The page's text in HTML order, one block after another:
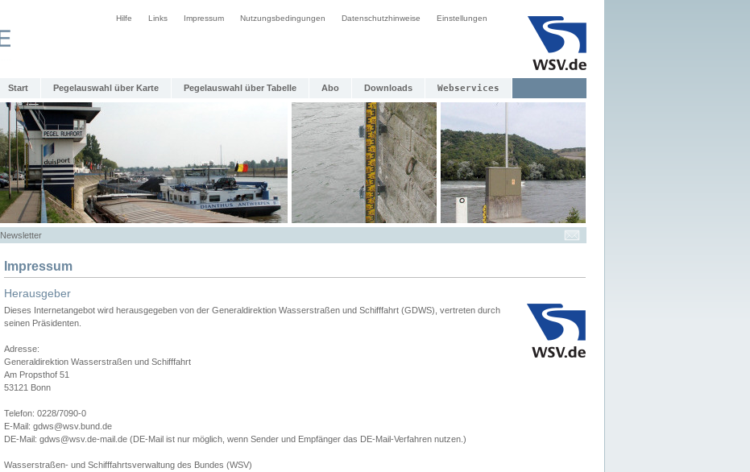
Hilfe Links Impressum Nutzungsbedingungen Datenschutzhinweise Einstellungen
Start Pegelauswahl über Karte Pegelauswahl über Tabelle Abo Downloads Webservices
Newsletter
Impressum
Herausgeber
Dieses Internetangebot wird herausgegeben von der Generaldirektion Wasserstraßen und Schifffahrt (GDWS), vertreten durch
seinen Präsidenten.
Adresse:
Generaldirektion Wasserstraßen und Schifffahrt
Am Propsthof 51
53121 Bonn
Telefon: 0228/7090-0
E-Mail: gdws@wsv.bund.de
DE-Mail: gdws@wsv.de-mail.de (DE-Mail ist nur möglich, wenn Sender und Empfänger das DE-Mail-Verfahren nutzen.)
Wasserstraßen- und Schifffahrtsverwaltung des Bundes (WSV)